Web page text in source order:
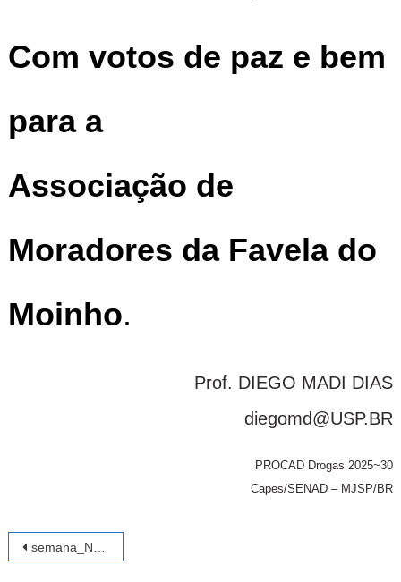
Com votos de paz e bem
para a
Associação de
Moradores da Favela do
Moinho.
Prof. DIEGO MADI DIAS
diegomd@USP.BR
PROCAD Drogas 2025~30
Capes/SENAD – MJSP/BR
Navegação
semana_NARUA.25